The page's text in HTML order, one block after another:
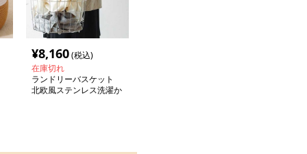
¥8,160(税込)
在庫切れ
ランドリーバスケット
北欧風ステンレス洗濯か